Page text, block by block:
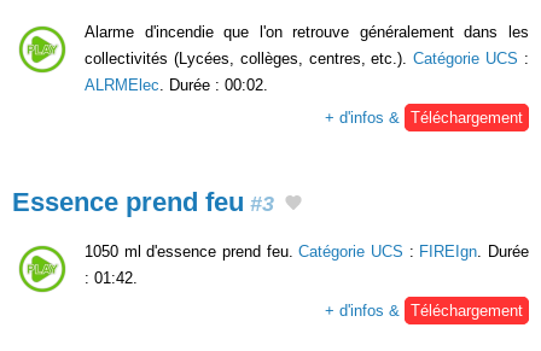
Alarme d'incendie que l'on retrouve généralement dans les
collectivités (Lycées, collèges, centres, etc.).Catégorie UCS :
ALRMElec . Durée : 00:02.
+ d'infos &
Téléchargement
Essence prend feu #3
1050 ml d'essence prend feu.Catégorie UCS : FIREIgn . Durée
: 01:42.
+ d'infos &
Téléchargement